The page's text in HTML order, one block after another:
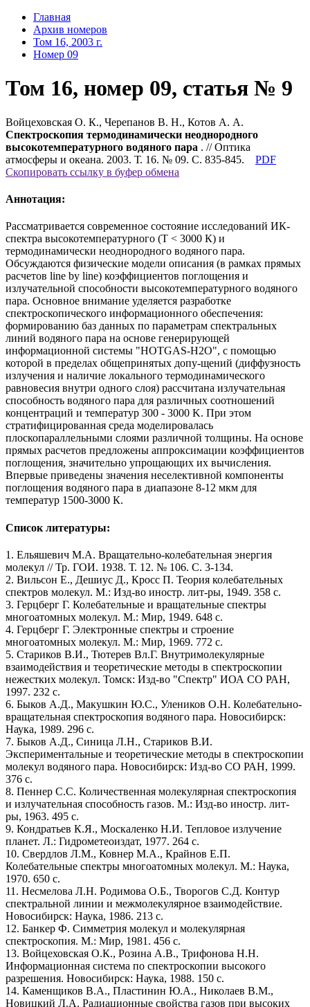
Главная
Архив номеров
Том 16, 2003 г.
Номер 09
Том 16, номер 09, статья № 9
Войцеховская О. К., Черепанов В. Н., Котов А. А.
Спектроскопия термодинамически неоднородного
высокотемпературного водяного пара . // Оптика
атмосферы и океана. 2003. Т. 16. № 09. С. 835-845.
PDF
Скопировать ссылку в буфер обмена
Аннотация:
Рассматривается современное состояние исследований ИК-
спектра высокотемпературного (Т < 3000 К) и
термодинамически неоднородного водяного пара.
Обсуждаются физические модели описания (в рамках прямых
расчетов line by line) коэффициентов поглощения и
излучательной способности высокотемпературного водяного
пара. Основное внимание уделяется разработке
спектроскопического информационного обеспечения:
формированию баз данных по параметрам спектральных
линий водяного пара на основе генерирующей
информационной системы "HOTGAS-H2O", с помощью
которой в пределах общепринятых допу-щений (диффузность
излучения и наличие локального термодинамического
равновесия внутри одного слоя) рассчитана излучательная
способность водяного пара для различных соотношений
концентраций и температур 300 - 3000 K. При этом
стратифицированная среда моделировалась
плоскопараллельными слоями различной толщины. На основе
прямых расчетов предложены аппроксимации коэффициентов
поглощения, значительно упрощающих их вычисления.
Впервые приведены значения неселективной компоненты
поглощения водяного пара в диапазоне 8-12 мкм для
температур 1500-3000 К.
Список литературы:
1. Ельяшевич М.А. Вращательно-колебательная энергия
молекул // Тр. ГОИ. 1938. Т. 12. № 106. С. 3-134.
2. Вильсон Е., Дешиус Д., Кросс П. Теория колебательных
спектров молекул. М.: Изд-во иностр. лит-ры, 1949. 358 с.
3. Герцберг Г. Колебательные и вращательные спектры
многоатомных молекул. М.: Мир, 1949. 648 с.
4. Герцберг Г. Электронные спектры и строение
многоатомных молекул. М.: Мир, 1969. 772 с.
5. Стариков В.И., Тютерев Вл.Г. Внутримолекулярные
взаимодействия и теоретические методы в спектроскопии
нежестких молекул. Томск: Изд-во "Спектр" ИОА СО РАН,
1997. 232 с.
6. Быков А.Д., Макушкин Ю.С., Улеников О.Н. Колебательно-
вращательная спектроскопия водяного пара. Новосибирск:
Наука, 1989. 296 с.
7. Быков А.Д., Синица Л.Н., Стариков В.И.
Экспериментальные и теоретические методы в спектроскопии
молекул водяного пара. Новосибирск: Изд-во СО РАН, 1999.
376 с.
8. Пеннер С.С. Количественная молекулярная спектроскопия
и излучательная способность газов. М.: Изд-во иностр. лит-
ры, 1963. 495 с.
9. Кондратьев К.Я., Москаленко Н.И. Тепловое излучение
планет. Л.: Гидрометеоиздат, 1977. 264 с.
10. Свердлов Л.М., Ковнер М.А., Крайнов Е.П.
Колебательные спектры многоатомных молекул. М.: Наука,
1970. 650 с.
11. Несмелова Л.Н. Родимова О.Б., Творогов С.Д. Контур
спектральной линии и межмолекулярное взаимодействие.
Новосибирск: Наука, 1986. 213 c.
12. Банкер Ф. Симметрия молекул и молекулярная
спектроскопия. М.: Мир, 1981. 456 с.
13. Войцеховская О.К., Розина А.В., Трифонова Н.Н.
Информационная система по спектроскопии высокого
разрешения. Новосибирск: Наука, 1988. 150 с.
14. Каменщиков В.А., Пластинин Ю.А., Николаев В.М.,
Новицкий Л.А. Радиационные свойства газов при высоких